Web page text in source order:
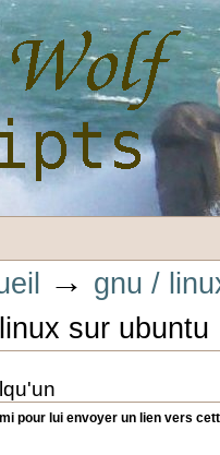
→ gnu /
sur ubuntu
pour lui envoyer un lien vers